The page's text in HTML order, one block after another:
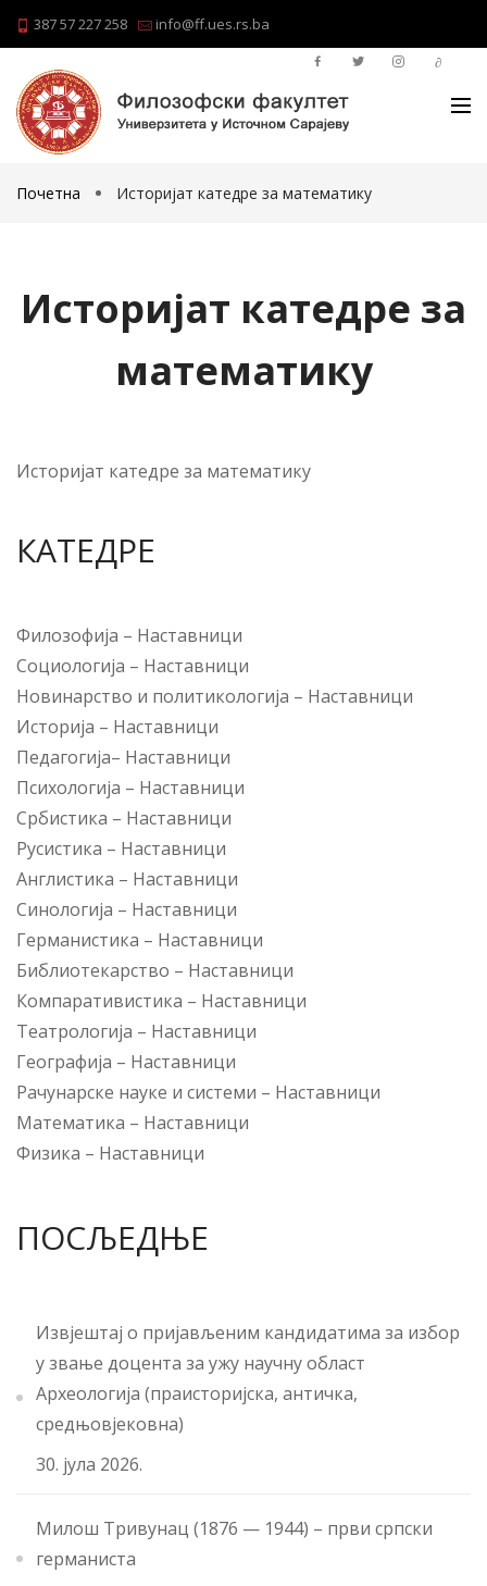
387 57 227 258 info@ff.ues.rs.ba
Почетна Историјат катедре за математику
Историјат катедре за
математику
Историјат катедре за математику
КАТЕДРЕ
Филозофија – Наставници
Социологија – Наставници
Новинарство и политикологија – Наставници
Историја – Наставници
Педагогија– Наставници
Психологија – Наставници
Србистика – Наставници
Русистика – Наставници
Англистика – Наставници
Синологија – Наставници
Германистика – Наставници
Библиотекарство – Наставници
Компаративистика – Наставници
Театрологија – Наставници
Географија – Наставници
Рачунарске науке и системи – Наставници
Математика – Наставници
Физика – Наставници
ПОСЉЕДЊЕ
Извјештај о пријављеним кандидатима за избор
у звање доцента за ужу научну област
Археологија (праисторијска, античка,
средњовјековна)
30. јула 2026.
Милош Тривунац (1876 — 1944) – први српски
германиста